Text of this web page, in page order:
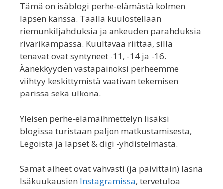
Tämä on isäblogi perhe-elämästä kolmen
lapsen kanssa. Täällä kuulostellaan
riemunkiljahduksia ja ankeuden parahduksia
rivarikämpässä. Kuultavaa riittää, sillä
tenavat ovat syntyneet -11, -14 ja -16.
Äänekkyyden vastapainoksi perheemme
viihtyy keskittymistä vaativan tekemisen
parissa sekä ulkona.
Yleisen perhe-elämäihmettelyn lisäksi
blogissa turistaan paljon matkustamisesta,
Legoista ja lapset & digi -yhdistelmästä.
Samat aiheet ovat vahvasti (ja päivittäin) läsnä
Isäkuukausien Instagramissa, tervetuloa